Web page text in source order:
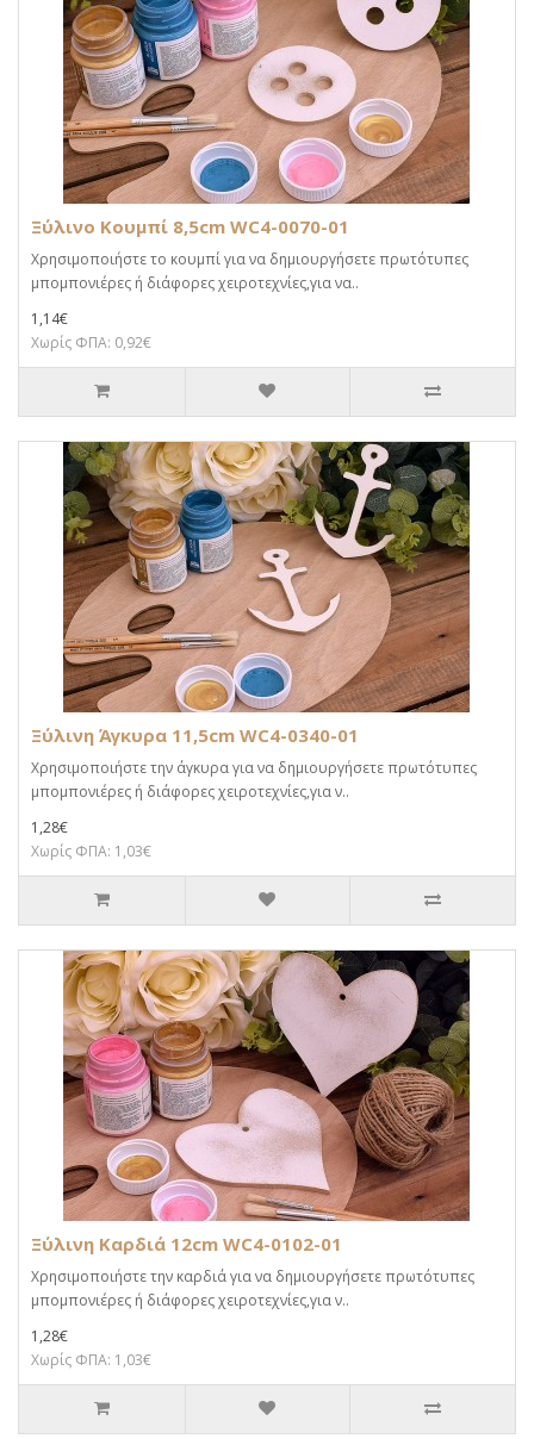
Ξύλινο Κουμπί 8,5cm WC4-0070-01
Χρησιμοποιήστε το κουμπί για να δημιουργήσετε πρωτότυπες
μπομπονιέρες ή διάφορες χειροτεχνίες,για να..
1,14€
Χωρίς ΦΠΑ: 0,92€
Ξύλινη Άγκυρα 11,5cm WC4-0340-01
Χρησιμοποιήστε την άγκυρα για να δημιουργήσετε πρωτότυπες
μπομπονιέρες ή διάφορες χειροτεχνίες,για ν..
1,28€
Χωρίς ΦΠΑ: 1,03€
Ξύλινη Καρδιά 12cm WC4-0102-01
Χρησιμοποιήστε την καρδιά για να δημιουργήσετε πρωτότυπες
μπομπονιέρες ή διάφορες χειροτεχνίες,για ν..
1,28€
Χωρίς ΦΠΑ: 1,03€